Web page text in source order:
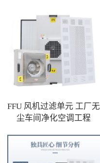
FFU 风机过滤单元 工厂无
尘车间净化空调工程